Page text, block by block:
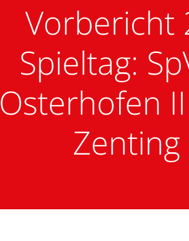
Vorbericht
Spieltag:
Osterhofen II
Zenting